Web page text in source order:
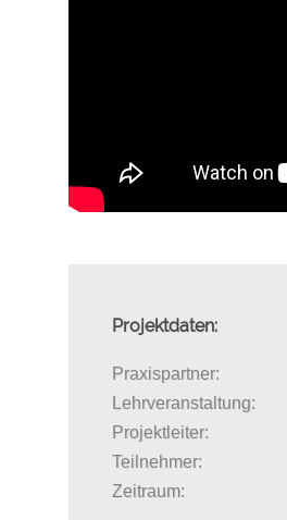
Projektdaten:
Praxispartner:
Lehrveranstaltung:
Projektleiter:
Teilnehmer:
Zeitraum: